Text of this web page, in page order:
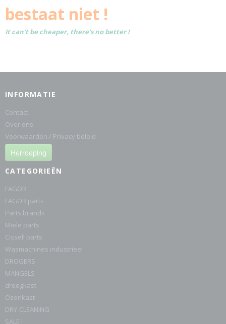
bestaat niet !
It can't be cheaper, there's no better !
INFORMATIE
Contact
Over ons
Voorwaarden / Privacy beleid
Herroeping
CATEGORIEËN
FAGOR
FAGOR parts
Parts brands
Miele parts
Cissell parts
Wasmachines industrieel
DROGERS
MANGELS
droogkast
Ozonkast
DRY-CLEANING
SALE !